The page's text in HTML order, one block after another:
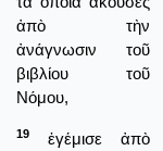
ἀπὸ τὴν
ἀνάγνωσιν τοῦ
βιβλίου τοῦ
Νόμου,
19
ἐγέμισε ἀπὸ